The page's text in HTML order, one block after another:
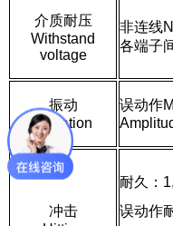
介质耐压
Withstand
voltage
非连线
各端子
振动
Vibration
误动作
冲击
耐久：
误动作